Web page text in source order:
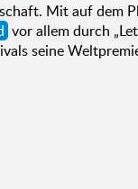
Mit auf dem
vor allem durch
seine